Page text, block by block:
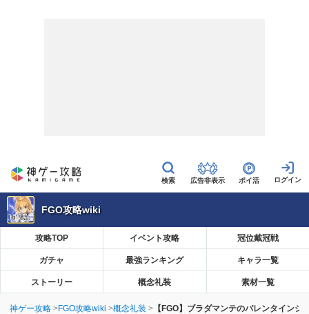
広告非表示 ポイ活
FGO攻略wiki
攻略TOP イベント攻略 冠位戴冠戦
ガチャ 最強ランキング キャラ一覧
ストーリー 概念礼装 素材一覧
神ゲー攻略 FGO攻略wiki 概念礼装 【FGO】ブラダマンテのバレンタイン